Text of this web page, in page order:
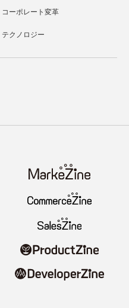
コーポレート変革
テクノロジー